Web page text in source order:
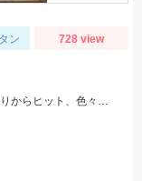
ン 728 view
シロギス狙いで初めて行きましたが、朝マヅメあたりからヒット、色々釣れて楽しかったです。